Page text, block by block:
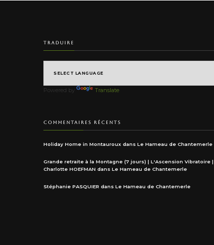
TRADUIRE
Powered by Translate
COMMENTAIRES RÉCENTS
Holiday Home in Montauroux dans Le Hameau de Chantemerle
Grande retraite à la Montagne (7 jours) | L'Ascension Vibratoire |
Charlotte HOEFMAN dans Le Hameau de Chantemerle
Stéphanie PASQUIER dans Le Hameau de Chantemerle